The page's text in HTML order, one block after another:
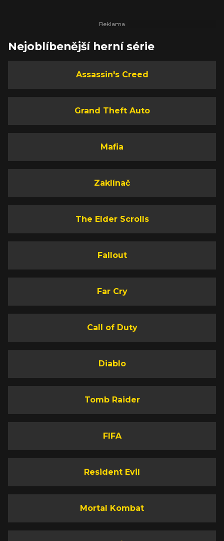
Nejoblíbenější herní série
Assassin's Creed
Grand Theft Auto
Mafia
Zaklínač
The Elder Scrolls
Fallout
Far Cry
Call of Duty
Diablo
Tomb Raider
FIFA
Resident Evil
Mortal Kombat